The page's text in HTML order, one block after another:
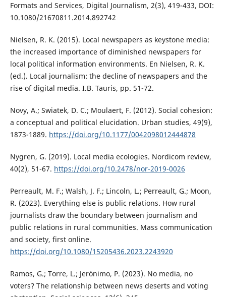
Formats and Services, Digital Journalism, 2(3), 419-433, DOI:
10.1080/21670811.2014.892742
Nielsen, R. K. (2015). Local newspapers as keystone media:
the increased importance of diminished newspapers for
local political information environments. En Nielsen, R. K.
(ed.). Local journalism: the decline of newspapers and the
rise of digital media. I.B. Tauris, pp. 51-72.
Novy, A.; Swiatek, D. C.; Moulaert, F. (2012). Social cohesion:
a conceptual and political elucidation. Urban studies, 49(9),
1873-1889. https://doi.org/10.1177/0042098012444878
Nygren, G. (2019). Local media ecologies. Nordicom review,
40(2), 51-67. https://doi.org/10.2478/nor-2019-0026
Perreault, M. F.; Walsh, J. F.; Lincoln, L.; Perreault, G.; Moon,
R. (2023). Everything else is public relations. How rural
journalists draw the boundary between journalism and
public relations in rural communities. Mass communication
and society, first online.
https://doi.org/10.1080/15205436.2023.2243920
Ramos, G.; Torre, L.; Jerónimo, P. (2023). No media, no
voters? The relationship between news deserts and voting